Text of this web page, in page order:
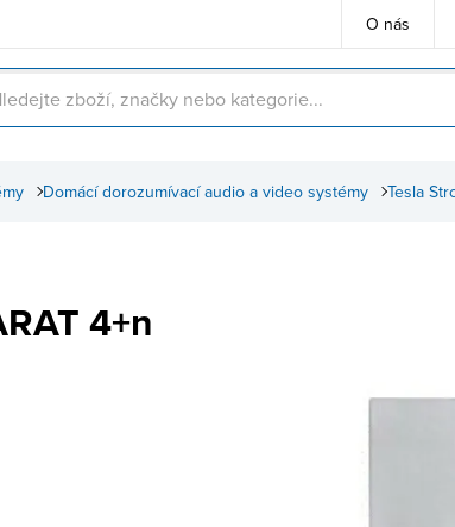
O nás
Tesla
Domácí dorozumívací audio a video systémy
4+n